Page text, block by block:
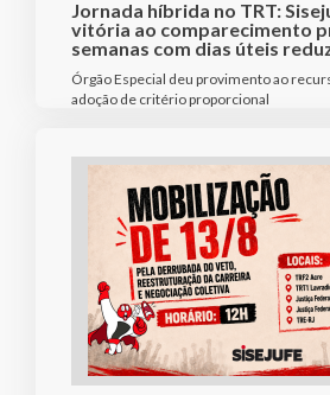
Jornada híbrida no TRT:
vitória ao comparecimento
semanas com dias úteis
Órgão Especial deu provimento ao
adoção de critério proporcional